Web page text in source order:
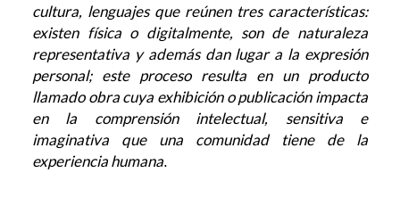
cultura, lenguajes que reúnen tres características:
existen física o digitalmente, son de naturaleza
representativa y además dan lugar a la expresión
personal; este proceso resulta en un producto
llamado obra cuya exhibición o publicación impacta
en la comprensión intelectual, sensitiva e
imaginativa que una comunidad tiene de la
experiencia humana.